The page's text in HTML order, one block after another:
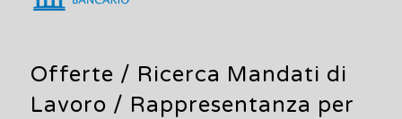
Offerte / Ricerca Mandati di
Lavoro / Rappresentanza per